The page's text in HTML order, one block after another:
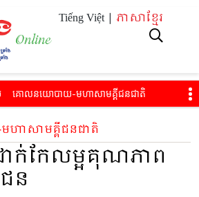
Tiếng Việt | ភាសាខ្មែរ
គោល​នយោបាយ​-មហាសាម​គ្គីជនជាតិ​
វប្បធម៌​-កីឡា-ទេស​ចរណ៍​
ាសាម​គ្គីជនជាតិ​
ក់កែលម្អគុណភាព
ន